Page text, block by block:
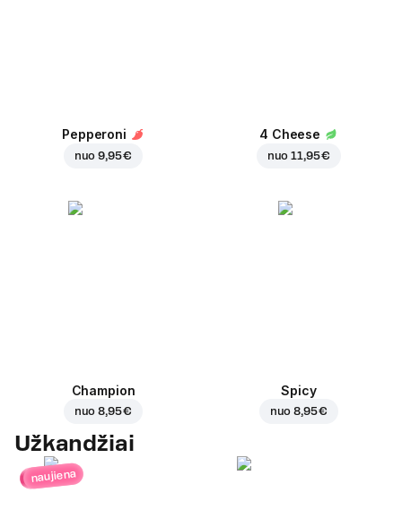
Pepperoni
nuo9,95 €
4 Cheese
nuo11,95 €
Champion
nuo8,95 €
Spicy
nuo8,95 €
Užkandžiai
naujiena